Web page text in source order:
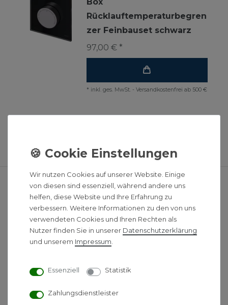
Rücklauftemperaturbegren
zer Feinbauset schwarz
97,00 € *
* inkl. ges. MwSt. - Versandkostenfrei ab 500 €
geht es zu unserem Ratgeber.
Kontakt
Kontaktformular
Wir nutzen Cookies auf unserer Website. Einige
von diesen sind essenziell, während andere uns
helfen, diese Website und Ihre Erfahrung zu
verbessern. Weitere Informationen zu den von uns
verwendeten Cookies und Ihren Rechten als
Nutzer finden Sie in unserer Daten­schutz­erklärung
und unserem Impressum
Essenziell Statistik
Zahlungsdienstleister